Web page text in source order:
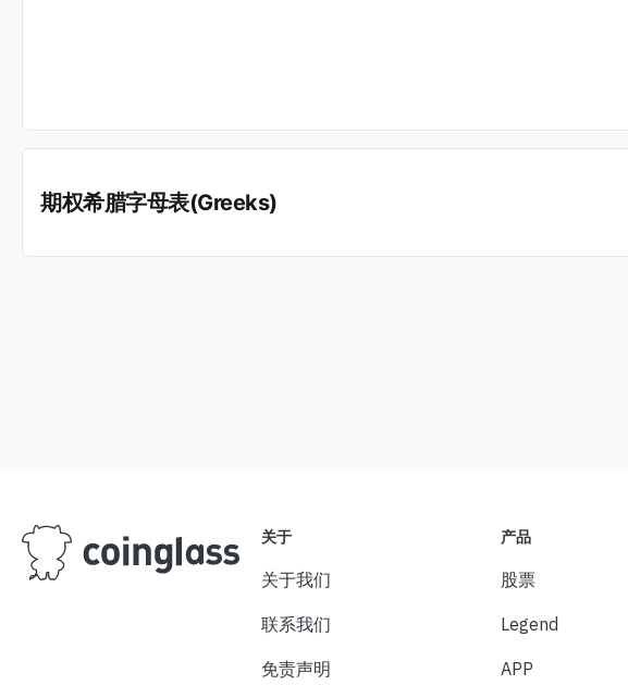
期权希腊字母表(Greeks)
关于
关于我们
联系我们
免责声明
产品
股票
Legend
APP